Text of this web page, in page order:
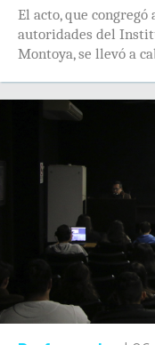
El acto, que
autoridades del
Montoya, se llevó a